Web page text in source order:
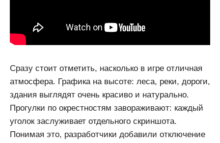
Сразу стоит отметить, насколько в игре отличная
атмосфера. Графика на высоте: леса, реки, дороги,
здания выглядят очень красиво и натурально.
Прогулки по окрестностям завораживают: каждый
уголок заслуживает отдельного скриншота.
Понимая это, разработчики добавили отключение